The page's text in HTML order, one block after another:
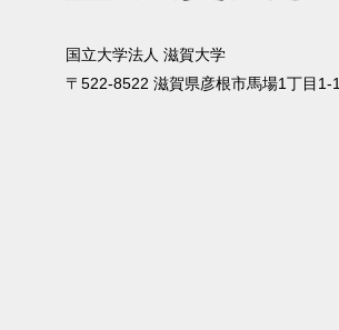
国⽴⼤学法⼈ 滋賀⼤学
〒522-8522 滋賀県彦根市⾺場1丁⽬1-1